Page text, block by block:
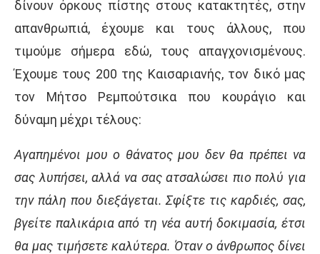
δίνουν όρκους πίστης στους κατακτητές, στην
απανθρωπιά, έχουμε και τους άλλους, που
τιμούμε σήμερα εδώ, τους απαγχονισμένους.
Έχουμε τους 200 της Καισαριανής, τον δικό μας
τον Μήτσο Ρεμπούτσικα που κουράγιο και
δύναμη μέχρι τέλους:
Αγαπημένοι μου ο θάνατος μου δεν θα πρέπει να
σας λυπήσει, αλλά να σας ατσαλώσει πιο πολύ για
την πάλη που διεξάγεται. Σφίξτε τις καρδιές, σας,
βγείτε παλικάρια από τη νέα αυτή δοκιμασία, έτσι
θα μας τιμήσετε καλύτερα. Όταν ο άνθρωπος δίνει